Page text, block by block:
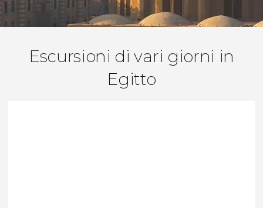
Escursioni di vari giorni in
Egitto